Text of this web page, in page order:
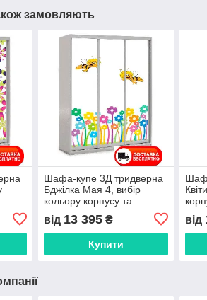
замовляють
Шафа-купе 3Д тридверна
Бджілка Мая 4, вибір
кольору корпусу та
від 13 395₴
Купити
від